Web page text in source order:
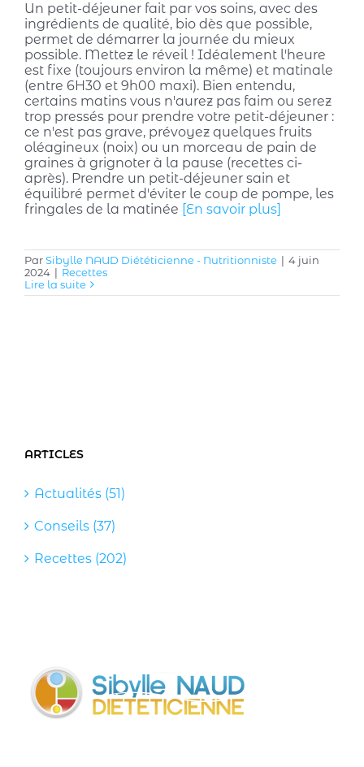
Un petit-déjeuner fait par vos soins, avec des
ingrédients de qualité, bio dès que possible,
permet de démarrer la journée du mieux
possible. Mettez le réveil ! Idéalement l'heure
est fixe (toujours environ la même) et matinale
(entre 6H30 et 9h00 maxi). Bien entendu,
certains matins vous n'aurez pas faim ou serez
trop pressés pour prendre votre petit-déjeuner :
ce n'est pas grave, prévoyez quelques fruits
oléagineux (noix) ou un morceau de pain de
graines à grignoter à la pause (recettes ci-
après). Prendre un petit-déjeuner sain et
équilibré permet d'éviter le coup de pompe, les
fringales de la matinée [En savoir plus]
ParSibylle NAUD Diététicienne - Nutritionniste | 4 juin
2024 | Recettes
Lire la suite
ARTICLES
Actualités (51)
Conseils (37)
Recettes (202)